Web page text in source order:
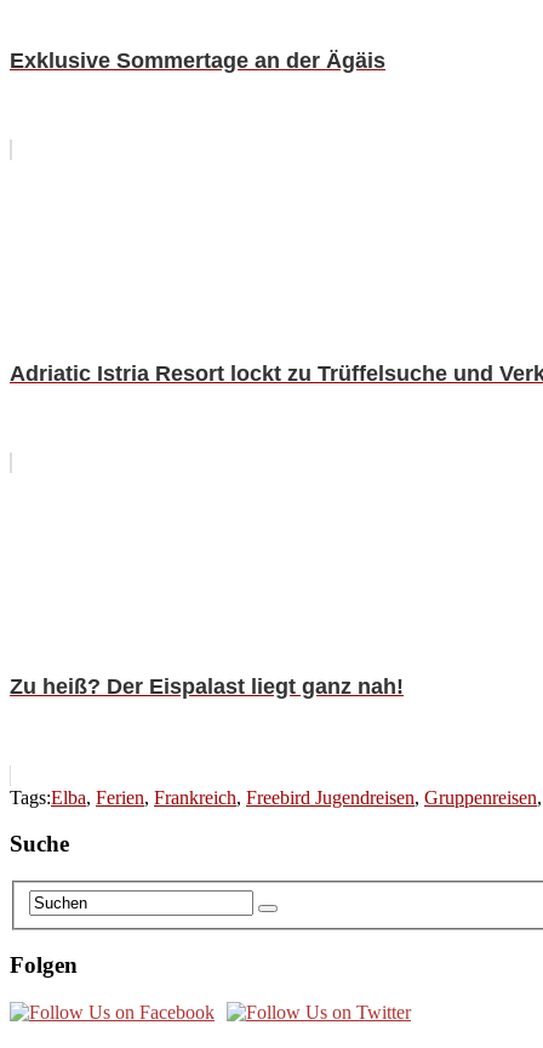
Exklusive Sommertage an der Ägäis
Adriatic Istria Resort lockt zu Trüffelsuche und
Zu heiß? Der Eispalast liegt ganz nah!
Tags:Elba, Ferien, Frankreich, Freebird Jugendreisen, Gruppenreisen,
Suche
Folgen